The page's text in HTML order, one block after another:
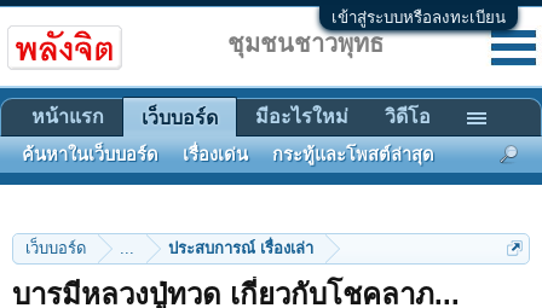
เข้าสู่ระบบหรือลงทะเบียน
เว็บบอร์ด ... ประสบการณ์ เรื่องเล่า
บารมีหลวงปู่ทวด เกี่ยวกับโชคลาภ...
ชุมชนชาวพุทธ
หน้าแรก เว็บบอร์ด
ค้นหาในเว็บบอร์ด เรื่องเด่น กระทู้และโพสต์ล่าสุด
มีอะไรใหม่ วิดีโอ